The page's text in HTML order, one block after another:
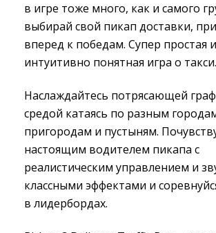
в игре тоже много, как и самого
выбирай свой пикап доставки,
вперед к победам. Супер простая и
интуитивно понятная игра о такси.
Наслаждайтесь потрясающей
средой катаясь по разным
пригородам и пустыням.
настоящим водителем пикапа с
реалистическим управлением и
классными эффектами и
в лидербордах.